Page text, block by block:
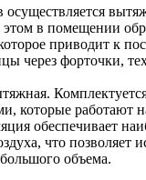
осуществляется
в помещении
приводит к
через форточки,
которые работают
обеспечивает
что позволяет
объема.